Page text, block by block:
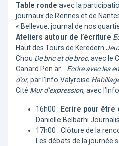
Table ronde avec la
journaux de Rennes et de
« Bellevue, journal de nos
Ateliers autour de l’écriture
Haut des Tours de Keredern
Chou De bric et de broc, avec le
Canard Pen ar... Ecrire avec les
d’or, par l’Info Valyroise
Cité Mur d’expression, avec
16h00 : Ecrire pour être
Danielle Belbarhi
17h00 : Clôture de la
Les débats de la journée